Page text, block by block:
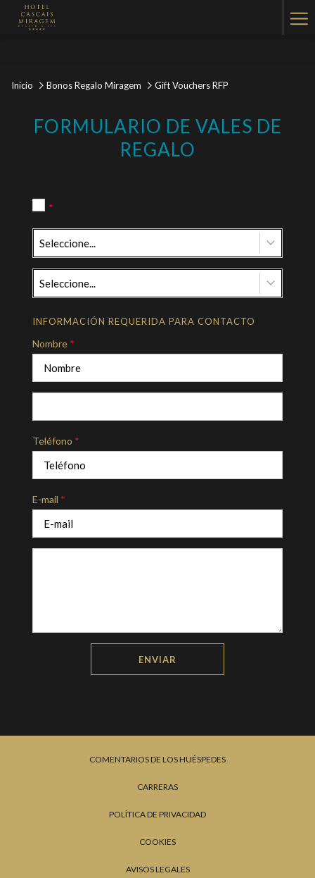
Inicio Bonos Regalo Miragem Gift Vouchers RFP
FORMULARIO DE VALES DE
REGALO
*
Seleccione...
Seleccione...
INFORMACIÓN REQUERIDA PARA CONTACTO
Nombre *
Teléfono *
E-mail *
ENVIAR
COMENTARIOS DE LOS HUÉSPEDES
CARRERAS
POLÍTICA DE PRIVACIDAD
COOKIES
AVISOS LEGALES